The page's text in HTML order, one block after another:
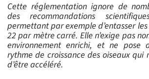
Cette réglementation ignore de
des recommandations
permettant par exemple d’entasser
22 par mètre carré. Elle n’exige pas
environnement enrichi, et ne pose
rythme de croissance des oiseaux qui
d’être accéléré.